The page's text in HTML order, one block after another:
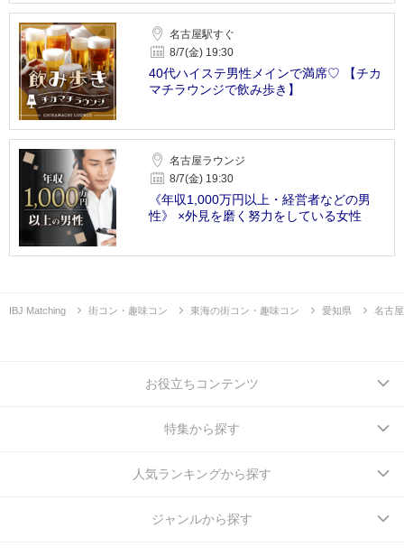
名古屋駅すぐ
8/7(金) 19:30
40代ハイステ男性メインで満席♡ 【チカ
マチラウンジで飲み歩き】
名古屋ラウンジ
8/7(金) 19:30
《年収1,000万円以上・経営者などの男
性》 ×外見を磨く努力をしている女性
IBJ Matching 街コン・趣味コン 東海の街コン・趣味コン 愛知県 名古屋
お役立ちコンテンツ
特集から探す
人気ランキングから探す
ジャンルから探す